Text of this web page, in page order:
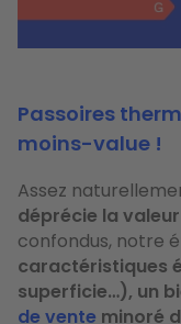
Passoires
moins-value !
Assez
déprécie la
confondus, notre
caractéristiques
superficie…), un
de vente minoré